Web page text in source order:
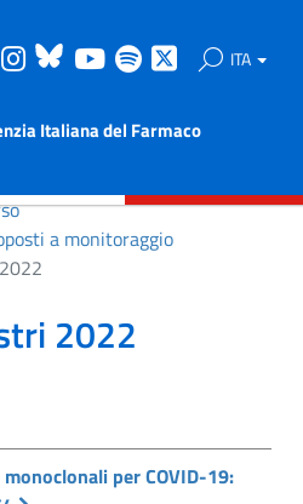
Linkedin
Instagram
Bluesky
Youtube
Spotify ITA
Italiana del Farmaco
a monitoraggio
2022
2022
per COVID-19: